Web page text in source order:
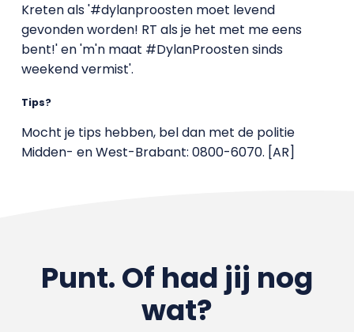
Kreten als '#dylanproosten moet levend
gevonden worden! RT als je het met me eens
bent!' en 'm'n maat #DylanProosten sinds
weekend vermist'.
Tips?
Mocht je tips hebben, bel dan met de politie
Midden- en West-Brabant: 0800-6070. [AR]
Punt. Of had jij nog
wat?